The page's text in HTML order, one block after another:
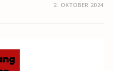
2. OKTOBER 2024